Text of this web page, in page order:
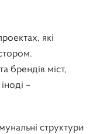
які
брендів міст,
–
структури